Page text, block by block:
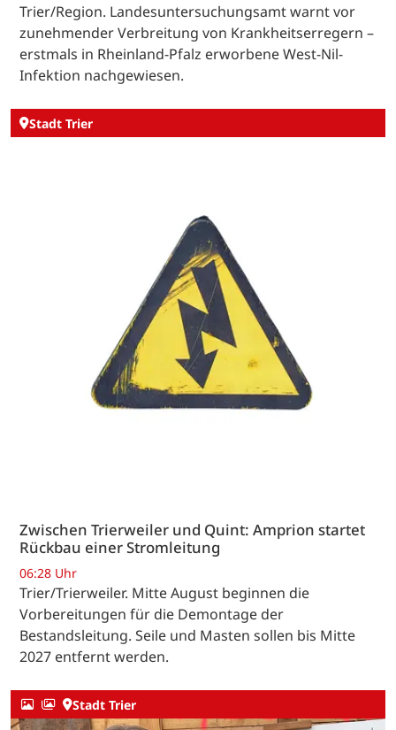
Trier/Region. Landesuntersuchungsamt warnt vor
zunehmender Verbreitung von Krankheitserregern –
erstmals in Rheinland-Pfalz erworbene West-Nil-
Infektion nachgewiesen.
Stadt Trier
Zwischen Trierweiler und Quint: Amprion startet
Rückbau einer Stromleitung
06:28 Uhr
Trier/Trierweiler. Mitte August beginnen die
Vorbereitungen für die Demontage der
Bestandsleitung. Seile und Masten sollen bis Mitte
2027 entfernt werden.
Stadt Trier